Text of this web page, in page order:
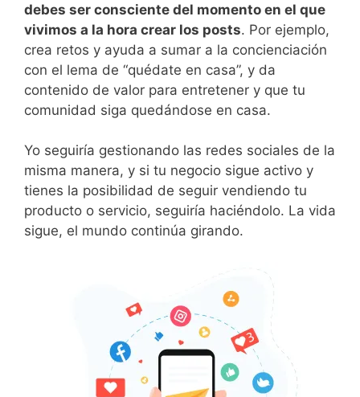
debes ser consciente del momento en el que
vivimos a la hora crear los posts. Por ejemplo,
crea retos y ayuda a sumar a la concienciación
con el lema de “quédate en casa”, y da
contenido de valor para entretener y que tu
comunidad siga quedándose en casa.
Yo seguiría gestionando las redes sociales de la
misma manera, y si tu negocio sigue activo y
tienes la posibilidad de seguir vendiendo tu
producto o servicio, seguiría haciéndolo. La vida
sigue, el mundo continúa girando.